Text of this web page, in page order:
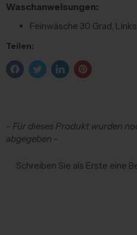
Waschanweisungen:
Feinwäsche 30 Grad,
Teilen:
- Für dieses Produkt wurden
abgegeben -
Schreiben Sie als Erste eine
New content loaded